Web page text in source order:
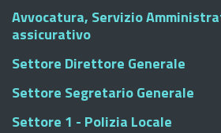
Avvocatura, Servizio
assicurativo
Settore Direttore Generale
Settore Segretario Generale
Settore 1 - Polizia Locale